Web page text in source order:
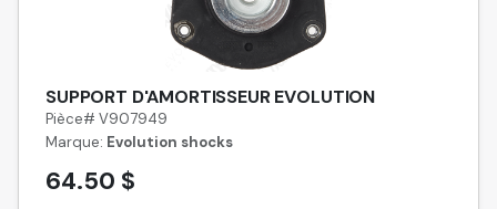
SUPPORT D'AMORTISSEUR EVOLUTION
Pièce# V907949
Marque: Evolution shocks
64.50 $